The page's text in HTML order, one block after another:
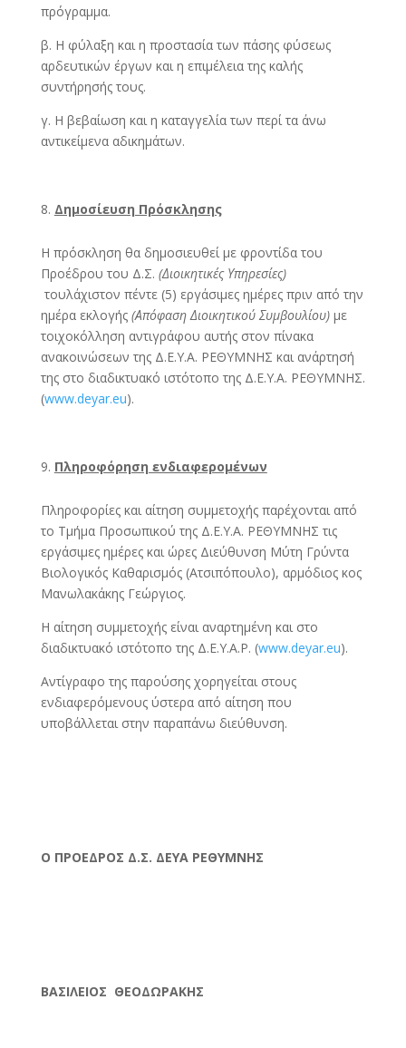
πρόγραμμα.
β. Η φύλαξη και η προστασία των πάσης φύσεως
αρδευτικών έργων και η επιμέλεια της καλής
συντήρησής τους.
γ. Η βεβαίωση και η καταγγελία των περί τα άνω
αντικείμενα αδικημάτων.
Δημοσίευση Πρόσκλησης
Η πρόσκληση θα δημοσιευθεί με φροντίδα του
Προέδρου του Δ.Σ. (Διοικητικές Υπηρεσίες)
τουλάχιστον πέντε (5) εργάσιμες ημέρες πριν από την
ημέρα εκλογής (Απόφαση Διοικητικού Συμβουλίου)με
τοιχοκόλληση αντιγράφου αυτής στον πίνακα
ανακοινώσεων της Δ.Ε.Υ.Α. ΡΕΘΥΜΝΗΣ και ανάρτησή
της στο διαδικτυακό ιστότοπο της Δ.Ε.Υ.Α. ΡΕΘΥΜΝΗΣ.
(www.deyar.eu).
Πληροφόρηση ενδιαφερομένων
Πληροφορίες και αίτηση συμμετοχής παρέχονται από
το Τμήμα Προσωπικού της Δ.Ε.Υ.Α. ΡΕΘΥΜΝΗΣ τις
εργάσιμες ημέρες και ώρες Διεύθυνση Μύτη Γρύντα
Βιολογικός Καθαρισμός (Ατσιπόπουλο), αρμόδιος κος
Μανωλακάκης Γεώργιος.
Η αίτηση συμμετοχής είναι αναρτημένη και στο
διαδικτυακό ιστότοπο της Δ.Ε.Υ.Α.Ρ. (www.deyar.eu).
Αντίγραφο της παρούσης χορηγείται στους
ενδιαφερόμενους ύστερα από αίτηση που
υποβάλλεται στην παραπάνω διεύθυνση.
O ΠΡΟΕΔΡΟΣ Δ.Σ. ΔΕΥΑ ΡΕΘΥΜΝΗΣ
ΒΑΣΙΛΕΙΟΣ ΘΕΟΔΩΡΑΚΗΣ